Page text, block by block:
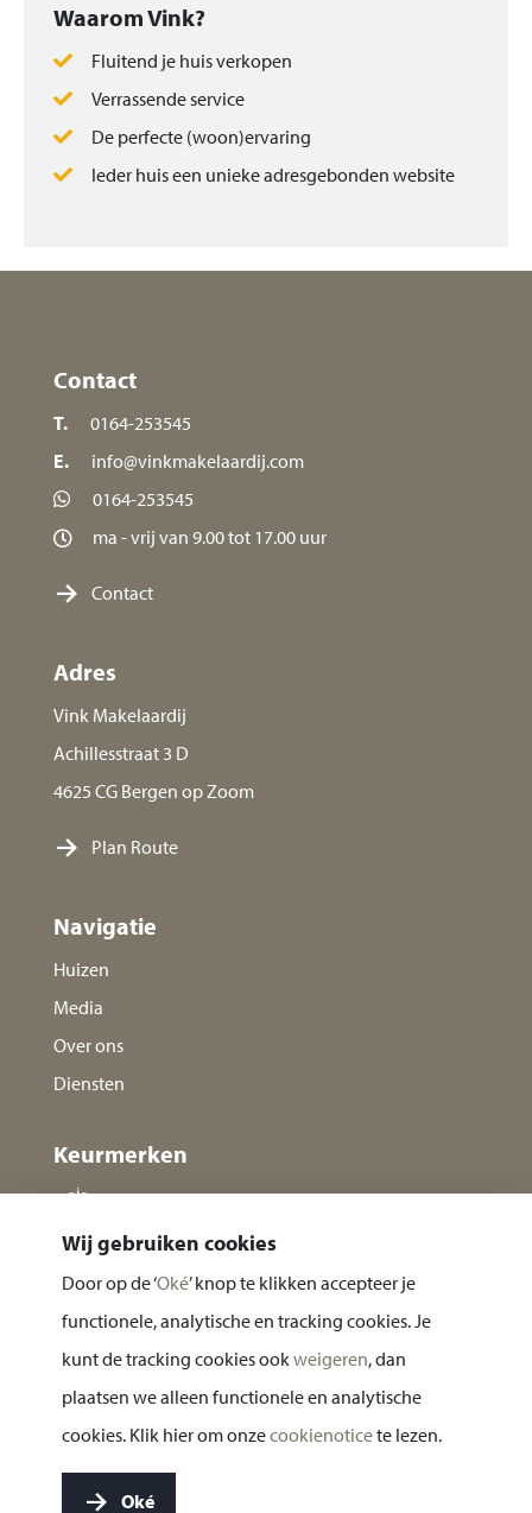
Waarom Vink?
Fluitend je huis verkopen
Verrassende service
De perfecte (woon)ervaring
Ieder huis een unieke adresgebonden website
Contact
T.
0164-253545
E.
info@vinkmakelaardij.com
0164-253545
ma - vrij van 9.00 tot 17.00 uur
Contact
Adres
Vink Makelaardij
Achillesstraat 3 D
4625 CG Bergen op Zoom
Plan Route
Navigatie
Huizen
Media
Over ons
Diensten
Keurmerken
Privacy statement
Wij gebruiken cookies
Door op de ‘Oké’ knop te klikken accepteer je
functionele, analytische en tracking cookies. Je
kunt de tracking cookies ookweigeren, dan
plaatsen we alleen functionele en analytische
cookies. Klik hier om onzecookienoticete lezen.
Oké